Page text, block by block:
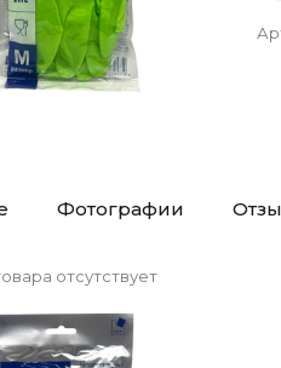
Фотографии
отсутствует